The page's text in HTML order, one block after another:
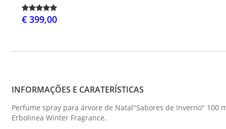
€ 399,00
INFORMAÇÕES E CARATERÍSTICAS
Perfume spray para árvore de Natal"Sabores de Inverno" 100
Erbolinea Winter Fragrance.